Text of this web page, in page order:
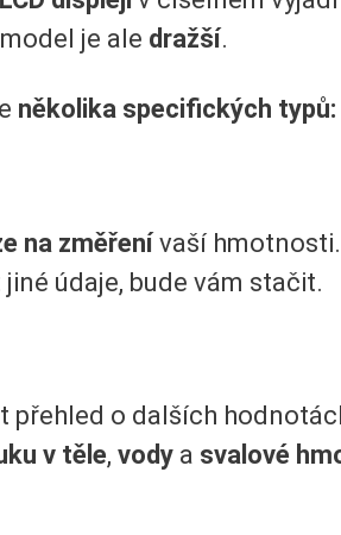
je ale dražší.
několika specifických typů:
na změřenívaší
údaje, bude vám stačit.
přehled o dalších
v těle, vody a svalové